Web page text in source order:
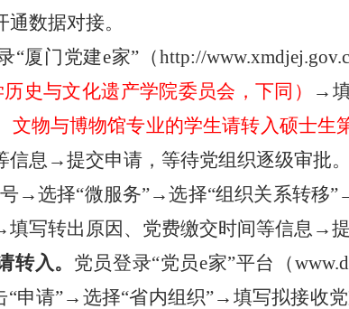
数据对接。
“厦门党建e家”（http://
历史与文化遗产学院委员会，下同） →
物与博物馆专业的学生请转入硕士生
息→提交申请，等待党组织逐级审批。
→选择“微服务”→选择“组织关系转移
写转出原因、党费缴交时间等信息→提
转入。 党员登录“党员e家”平台（
申请”→选择“省内组织”→填写拟接收